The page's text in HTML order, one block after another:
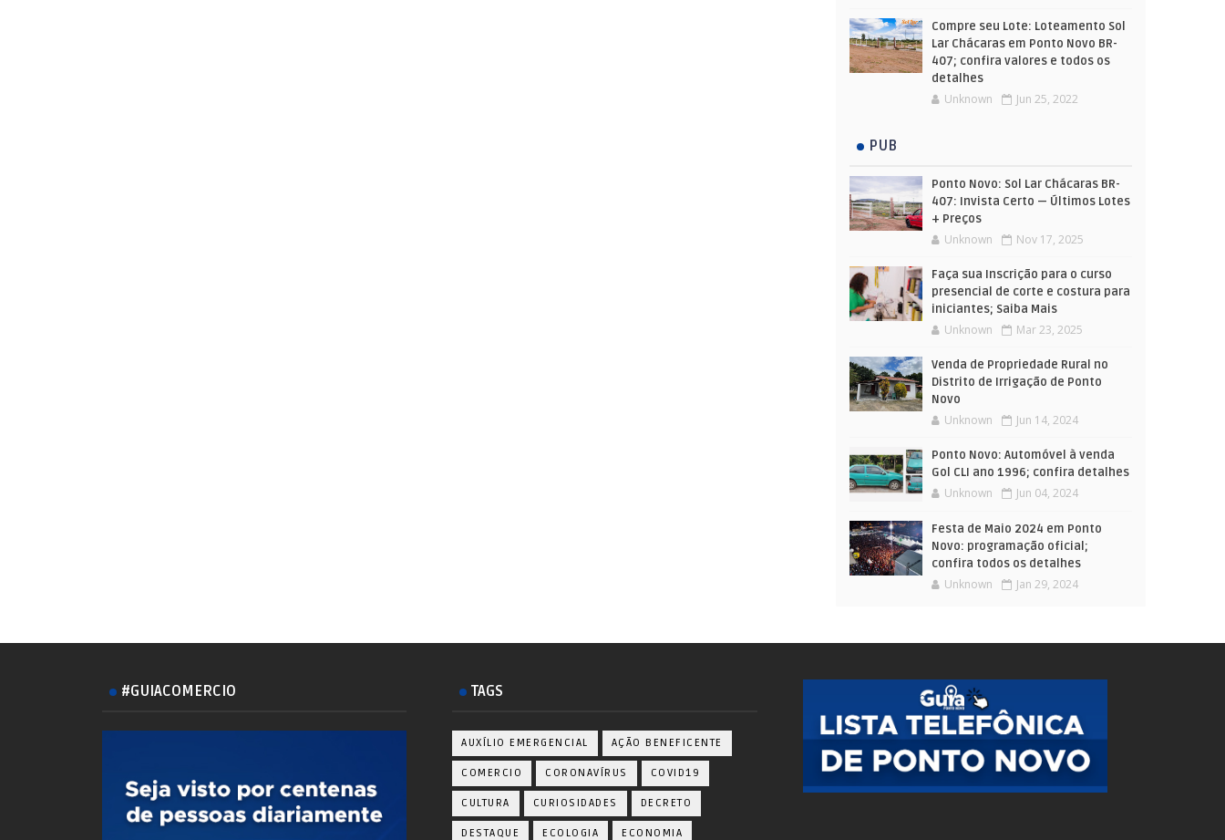
Compre seu Lote: Loteamento Sol
Lar Chácaras em Ponto Novo BR-
407; confira valores e todos os
detalhes
Unknown Jun 25, 2022
PUB
Ponto Novo: Sol Lar Chácaras BR-
407: Invista Certo — Últimos Lotes
+ Preços
Unknown Nov 17, 2025
Faça sua Inscrição para o curso
presencial de corte e costura para
iniciantes; Saiba Mais
Unknown Mar 23, 2025
Venda de Propriedade Rural no
Distrito de Irrigação de Ponto
Novo
Unknown Jun 14, 2024
Ponto Novo: Automóvel à venda
Gol CLI ano 1996; confira detalhes
Unknown Jun 04, 2024
Festa de Maio 2024 em Ponto
Novo: programação oficial;
confira todos os detalhes
Unknown Jan 29, 2024
#GUIACOMERCIO TAGS
AUXÍLIO EMERGENCIAL AÇÃO BENEFICENTE
COMERCIO CORONAVÍRUS COVID19
CULTURA CURIOSIDADES DECRETO
DESTAQUE ECOLOGIA ECONOMIA